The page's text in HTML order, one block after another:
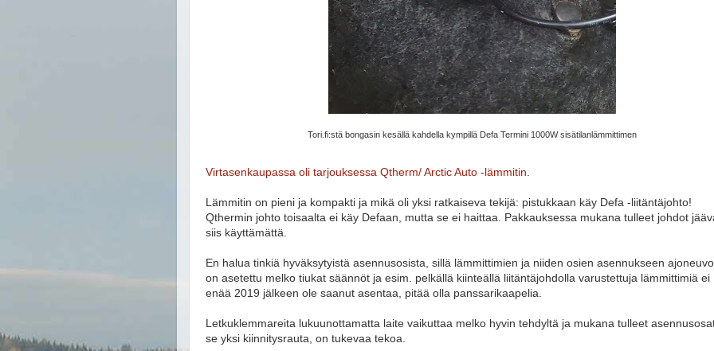
Tori.fi:stä bongasin kesällä kahdella kympillä Defa Termini 1000W sisätilanlämmittimen
Virtasenkaupassa oli tarjouksessa Qtherm/ Arctic Auto -lämmitin
Lämmitin on pieni ja kompakti ja mikä oli yksi ratkaiseva tekijä: pistukkaan käy Defa -liitäntäjohto!
Qthermin johto toisaalta ei käy Defaan, mutta se ei haittaa. Pakkauksessa mukana tulleet johdot
siis käyttämättä.
En halua tinkiä hyväksytyistä asennusosista, sillä lämmittimien ja niiden osien asennukseen
on asetettu melko tiukat säännöt ja esim. pelkällä kiinteällä liitäntäjohdolla varustettuja lämmittimiä ei
enää 2019 jälkeen ole saanut asentaa, pitää olla panssarikaapelia.
Letkuklemmareita lukuunottamatta laite vaikuttaa melko hyvin tehdyltä ja mukana tulleet
se yksi kiinnitysrauta, on tukevaa tekoa.